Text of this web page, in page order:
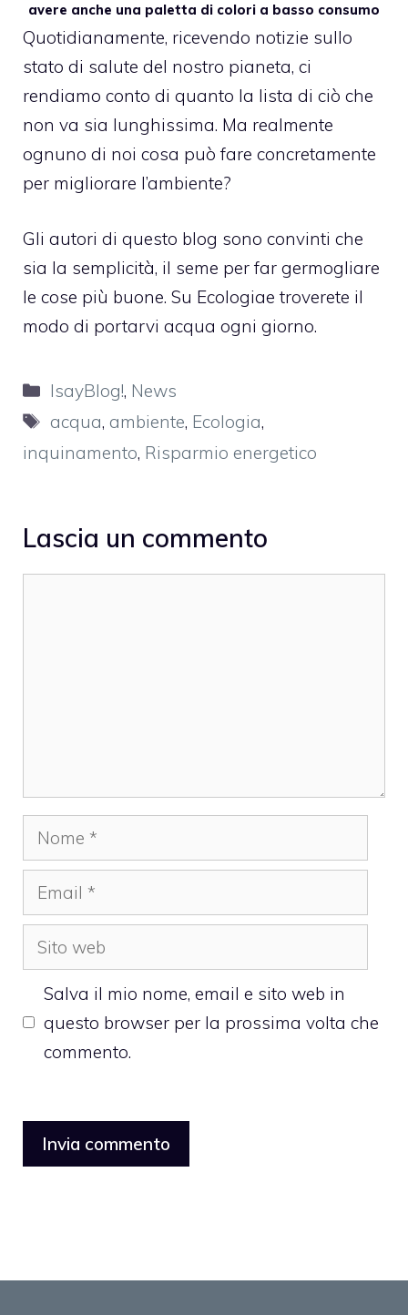
avere anche una paletta di colori a basso consumo
Quotidianamente, ricevendo notizie sullo
stato di salute del nostro pianeta, ci
rendiamo conto di quanto la lista di ciò che
non va sia lunghissima. Ma realmente
ognuno di noi cosa può fare concretamente
per migliorare l’ambiente?
Gli autori di questo blog sono convinti che
sia la semplicità, il seme per far germogliare
le cose più buone. Su Ecologiae troverete il
modo di portarvi acqua ogni giorno.
Categorie
IsayBlog!, News
Tag
acqua, ambiente, Ecologia,
inquinamento, Risparmio energetico
Lascia un commento
Nome
Email
Sito
web
Salva il mio nome, email e sito web in
questo browser per la prossima volta che
commento.